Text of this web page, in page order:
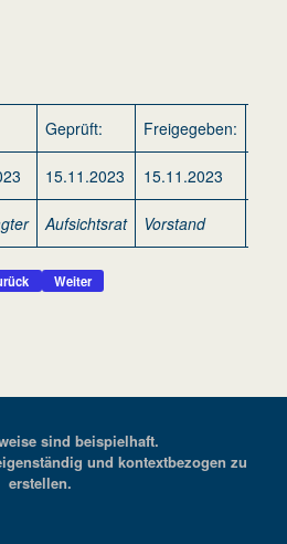
Geprüft: Freigegeben:
15.11.2023 15.11.2023
Aufsichtsrat Vorstand
Weiter
sind beispielhaft.
und kontextbezogen zu
erstellen.